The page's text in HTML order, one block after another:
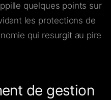
quelques points sur
les protections de
qui resurgit au pire
de gestion